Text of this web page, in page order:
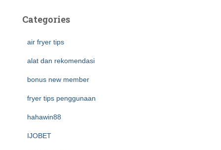
Categories
air fryer tips
alat dan rekomendasi
bonus new member
fryer tips penggunaan
hahawin88
IJOBET